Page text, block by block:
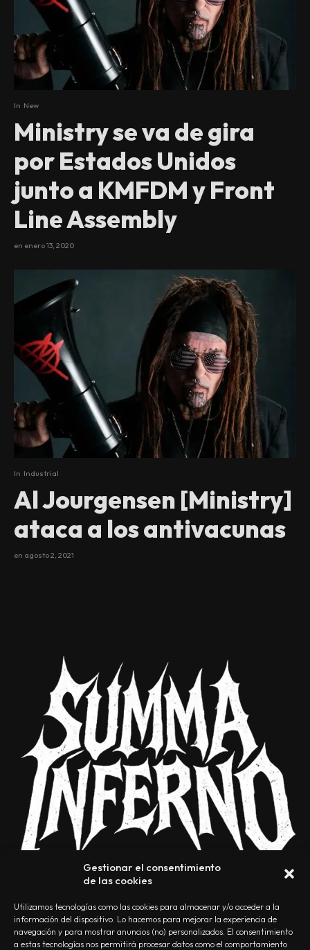
Gestionar el consentimiento
de las cookies
Utilizamos tecnologías como las cookies para almacenar y/o acceder a la
información del dispositivo. Lo hacemos para mejorar la experiencia de
navegación y para mostrar anuncios (no) personalizados. El consentimiento
a estas tecnologías nos permitirá procesar datos como el comportamiento
In New
Ministry se va de gira
por Estados Unidos
junto a KMFDM y Front
Line Assembly
en enero 13, 2020
In Industrial
Al Jourgensen [Ministry]
ataca a los antivacunas
en agosto 2, 2021